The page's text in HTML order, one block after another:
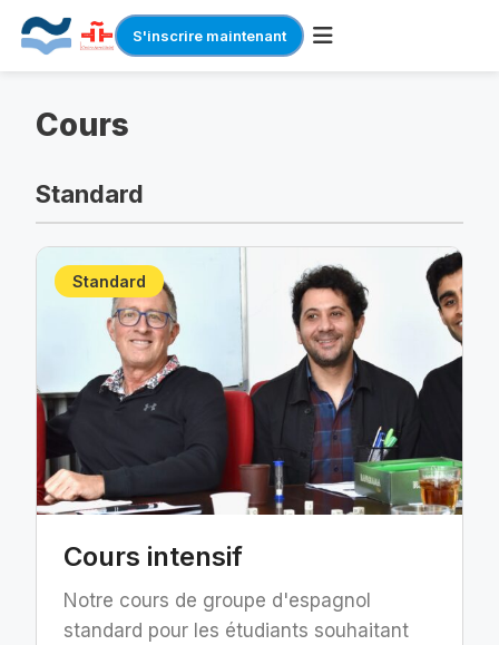
S'inscrire maintenant
contentCours
Standard
Standard
Cours intensif
Notre cours de groupe d'espagnol
standard pour les étudiants souhaitant